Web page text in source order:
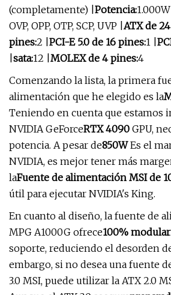
(completamente) | Potencia:1.000W |
OVP, OPP, OTP, SCP, UVP | ATX de
pines:2 | PCI-E 5.0 de 16 pines:1 |
sata:12 | MOLEX de 4 pines:4
Comenzando la lista, la primera
alimentación que he elegido es la
Teniendo en cuenta que estamos
NVIDIA GeForceRTX 4090 GPU,
potencia. A pesar de850WEs el
NVIDIA, es mejor tener más
laFuente de alimentación MSI de
útil para ejecutar NVIDIA's King.
En cuanto al diseño, la fuente de
MPG A1000G ofrece100%
soporte, reduciendo el desorden
embargo, si no desea una fuente
3.0 MSI, puede utilizar la ATX 2.0